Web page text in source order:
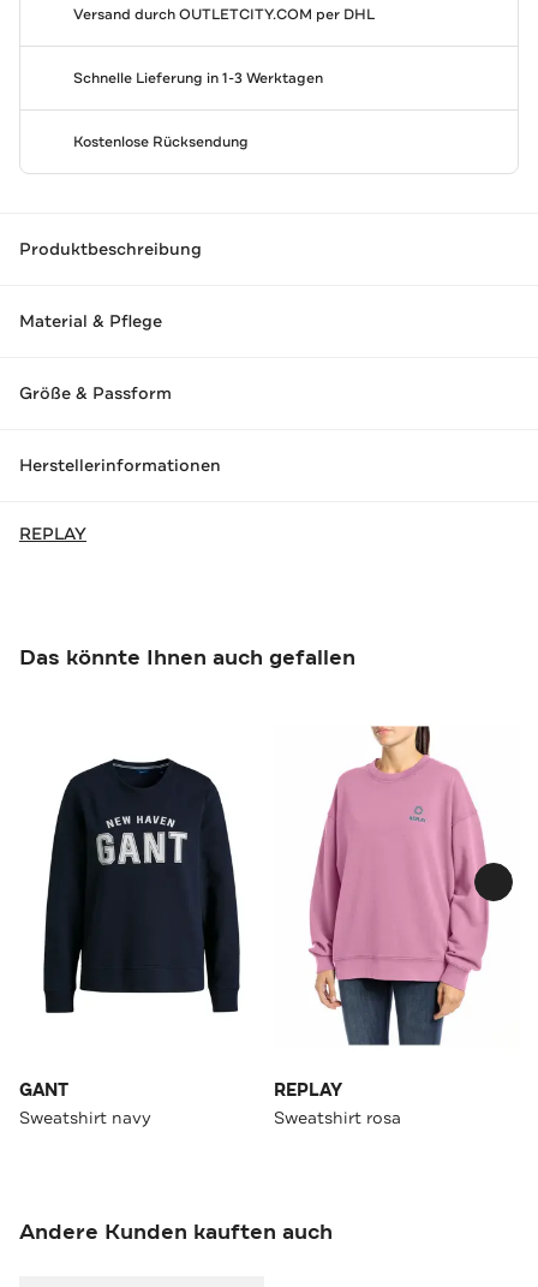
Versand durchOUTLETCITY.COM per DHL
Schnelle Lieferung in 1-3 Werktagen
Kostenlose Rücksendung
Produktbeschreibung
Material & Pflege
Größe & Passform
Herstellerinformationen
REPLAY
Das könnte Ihnen auch gefallen
GANT
Sweatshirt navy
REPLAY
Sweatshirt rosa
Andere Kunden kauften auch